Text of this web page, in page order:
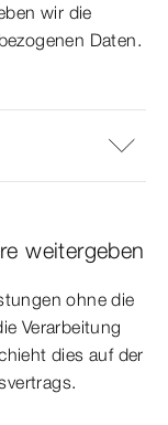
wir die
Daten.
weitergeben
ohne die
Verarbeitung
dies auf der